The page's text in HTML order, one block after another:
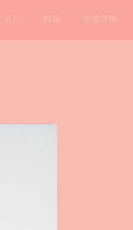
卡片 開箱 送禮攻略